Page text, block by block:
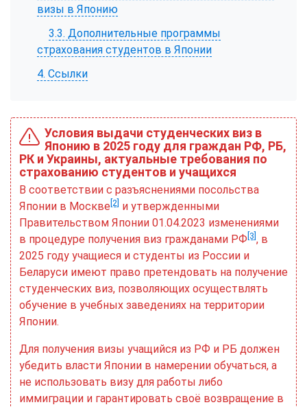
визы в Японию
3.3. Дополнительные программы
страхования студентов в Японии
4. Ссылки
Условия выдачи студенческих виз в
Японию в 2025 году для граждан РФ, РБ,
РК и Украины, актуальные требования по
страхованию студентов и учащихся
В соответствии с разъяснениями посольства
Японии в Москве [2] и утвержденными
Правительством Японии 01.04.2023 изменениями
в процедуре получения виз гражданами РФ [3], в
2025 году учащиеся и студенты из России и
Беларуси имеют право претендовать на получение
студенческих виз, позволяющих осуществлять
обучение в учебных заведениях на территории
Японии.
Для получения визы учащийся из РФ и РБ должен
убедить власти Японии в намерении обучаться, а
не использовать визу для работы либо
иммиграции и гарантировать своё возвращение в